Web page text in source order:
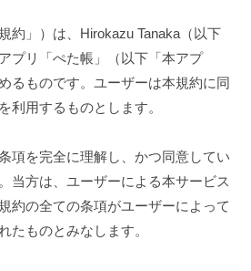
約」）は、Hirokazu Tanaka（以下
プリ「ぺた帳」（以下「本アプ
るものです。ユーザーは本規約に同
利用するものとします。
項を完全に理解し、かつ同意してい
当方は、ユーザーによる本サービス
約の全ての条項がユーザーによって
たものとみなします。